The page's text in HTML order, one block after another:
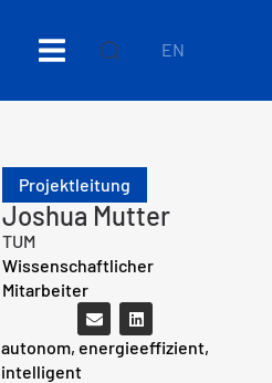
EN
Projektleitung
Joshua Mutter
TUM
Wissenschaftlicher
Mitarbeiter
autonom, energieeffizient,
intelligent